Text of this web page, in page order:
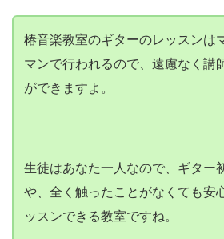
椿音楽教室のギターのレッスンは
マンで行われるので、遠慮なく講
ができますよ。
生徒はあなた一人なので、ギター
や、全く触ったことがなくても安
ッスンできる教室ですね。